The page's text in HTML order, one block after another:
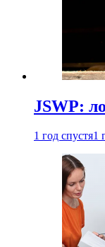
JSWP:
1 год спустя1